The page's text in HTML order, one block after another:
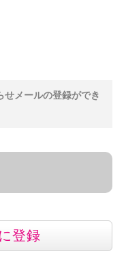
せメールの登録ができ
登録